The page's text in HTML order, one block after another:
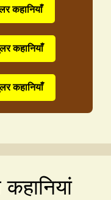
कहानियाँ
कहानियाँ
कहानियाँ